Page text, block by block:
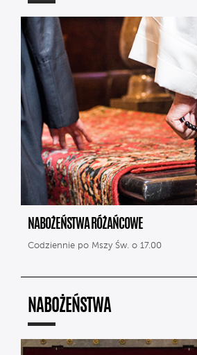
NABOŻEŃSTWA RÓŻAŃCOWE
Codziennie po Mszy Św. o 17.00
NABOŻEŃSTWA